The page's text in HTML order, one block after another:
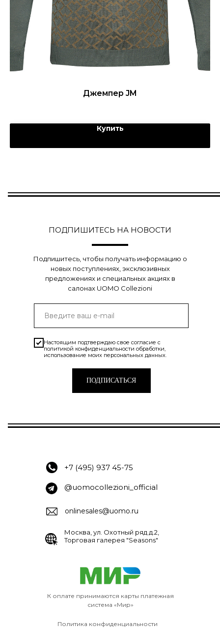
Джемпер JM
Купить
Настоящим подтверждаю свое согласие с
политикой конфиденциальности обработки,
использование моих персональных данных.
ПОДПИСАТЬСЯ
ПОДПИШИТЕСЬ НА НОВОСТИ
Подпишитесь, чтобы получать информацию о
новых поступлениях, эксклюзивных
предложениях и специальных акциях в
салонах UOMO Collezioni
@uomocollezioni_official
+7 (495) 937 45-75
onlinesales@uomo.ru
Москва, ул. Охотный ряд д.2,
Торговая галерея "Seasons"
Политика конфиденциальности
К оплате принимаются карты платежная
система «Мир»